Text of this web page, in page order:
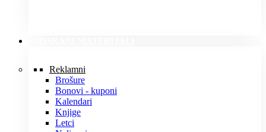
Reklamni
Brošure
Bonovi - kuponi
Kalendari
Knjige
Letci